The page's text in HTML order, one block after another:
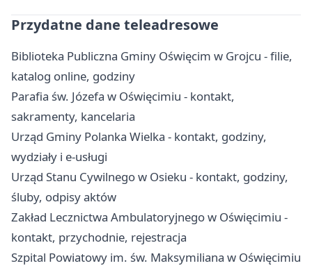
Przydatne dane teleadresowe
Biblioteka Publiczna Gminy Oświęcim w Grojcu - filie,
katalog online, godziny
Parafia św. Józefa w Oświęcimiu - kontakt,
sakramenty, kancelaria
Urząd Gminy Polanka Wielka - kontakt, godziny,
wydziały i e-usługi
Urząd Stanu Cywilnego w Osieku - kontakt, godziny,
śluby, odpisy aktów
Zakład Lecznictwa Ambulatoryjnego w Oświęcimiu -
kontakt, przychodnie, rejestracja
Szpital Powiatowy im. św. Maksymiliana w Oświęcimiu